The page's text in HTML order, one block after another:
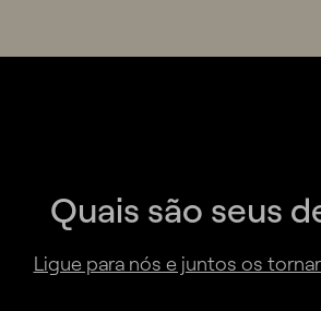
Quais são seus
Ligue para nós e juntos os